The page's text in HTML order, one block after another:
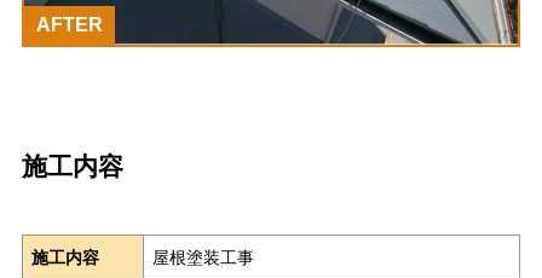
AFTER
施工内容
施工内容 屋根塗装工事